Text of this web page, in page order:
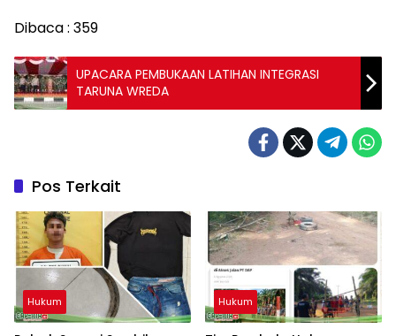
Dibaca : 359
UPACARA PEMBUKAAN LATIHAN INTEGRASI
TARUNA WREDA
Pos Terkait
Hukum Hukum